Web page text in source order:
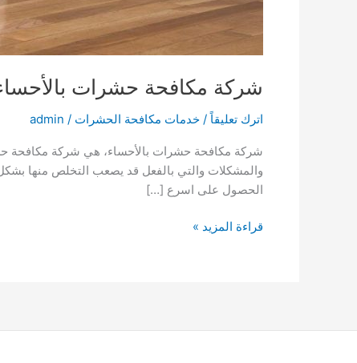
شركة مكافحة حشرات
اترك تعليقاً / خدمات مكافحة الحشرات /
admin
شركة مكافحة حشرات بالأحساء، هي شركة مكافحة
والمشكلات والتي بالفعل قد يصعب التخلص منها
الحصول على اسرع […]
شركة
قراءة المزيد »